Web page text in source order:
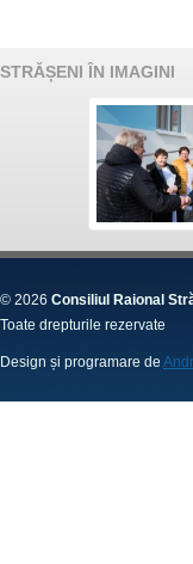
STRĂȘENI ÎN IMAGINI
© 2026 Consiliul Raional
Toate drepturile rezervate
Design și programare de